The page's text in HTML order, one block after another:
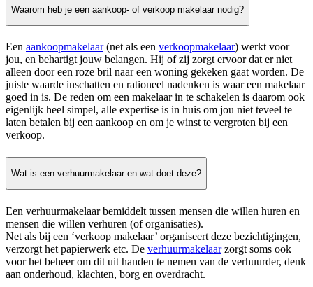
Waarom heb je een aankoop- of verkoop makelaar nodig?
Een aankoopmakelaar(net als een verkoopmakelaar) werkt voor
jou, en behartigt jouw belangen. Hij of zij zorgt ervoor dat er niet
alleen door een roze bril naar een woning gekeken gaat worden. De
juiste waarde inschatten en rationeel nadenken is waar een makelaar
goed in is. De reden om een makelaar in te schakelen is daarom ook
eigenlijk heel simpel, alle expertise is in huis om jou niet teveel te
laten betalen bij een aankoop en om je winst te vergroten bij een
verkoop.
Wat is een verhuurmakelaar en wat doet deze?
Een verhuurmakelaar bemiddelt tussen mensen die willen huren en
mensen die willen verhuren (of organisaties).
Net als bij een ‘verkoop makelaar’ organiseert deze bezichtigingen,
verzorgt het papierwerk etc. De verhuurmakelaarzorgt soms ook
voor het beheer om dit uit handen te nemen van de verhuurder, denk
aan onderhoud, klachten, borg en overdracht.